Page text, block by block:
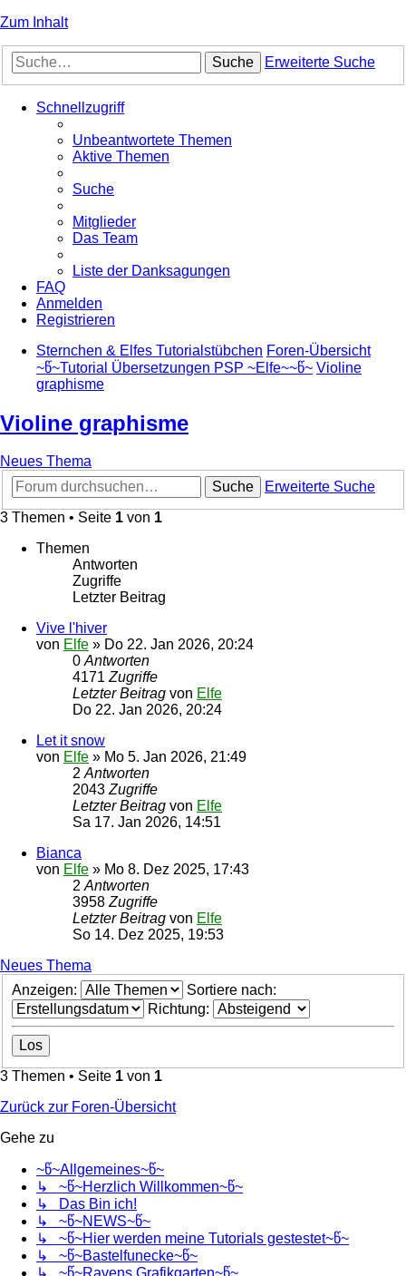
Zum Inhalt
Suche Erweiterte Suche
Schnellzugriff
Unbeantwortete Themen
Aktive Themen
Suche
Mitglieder
Das Team
Liste der Danksagungen
FAQ
Anmelden
Registrieren
Sternchen & Elfes Tutorialstübchen Foren-Übersicht
~წ~Tutorial Übersetzungen PSP ~Elfe~~წ~ Violine
graphisme
Violine graphisme
Neues Thema
Suche
Erweiterte Suche
3 Themen • Seite 1 von 1
Themen
Antworten
Zugriffe
Letzter Beitrag
Vive l'hiver
von Elfe » Do 22. Jan 2026, 20:24
0 Antworten
4171 Zugriffe
Letzter Beitrag von Elfe
Do 22. Jan 2026, 20:24
Let it snow
von Elfe » Mo 5. Jan 2026, 21:49
2 Antworten
2043 Zugriffe
Letzter Beitrag von Elfe
Sa 17. Jan 2026, 14:51
Bianca
von Elfe » Mo 8. Dez 2025, 17:43
2 Antworten
3958 Zugriffe
Letzter Beitrag von Elfe
So 14. Dez 2025, 19:53
Neues Thema
Anzeigen:
Sortiere nach:
Richtung:
3 Themen • Seite 1 von 1
Zurück zur Foren-Übersicht
Gehe zu
~წ~Allgemeines~წ~
↳ ~წ~Herzlich Willkommen~წ~
↳ Das Bin ich!
↳ ~წ~NEWS~წ~
↳ ~წ~Hier werden meine Tutorials gestestet~წ~
↳ ~წ~Bastelfunecke~წ~
↳ ~წ~Ravens Grafikgarten~წ~